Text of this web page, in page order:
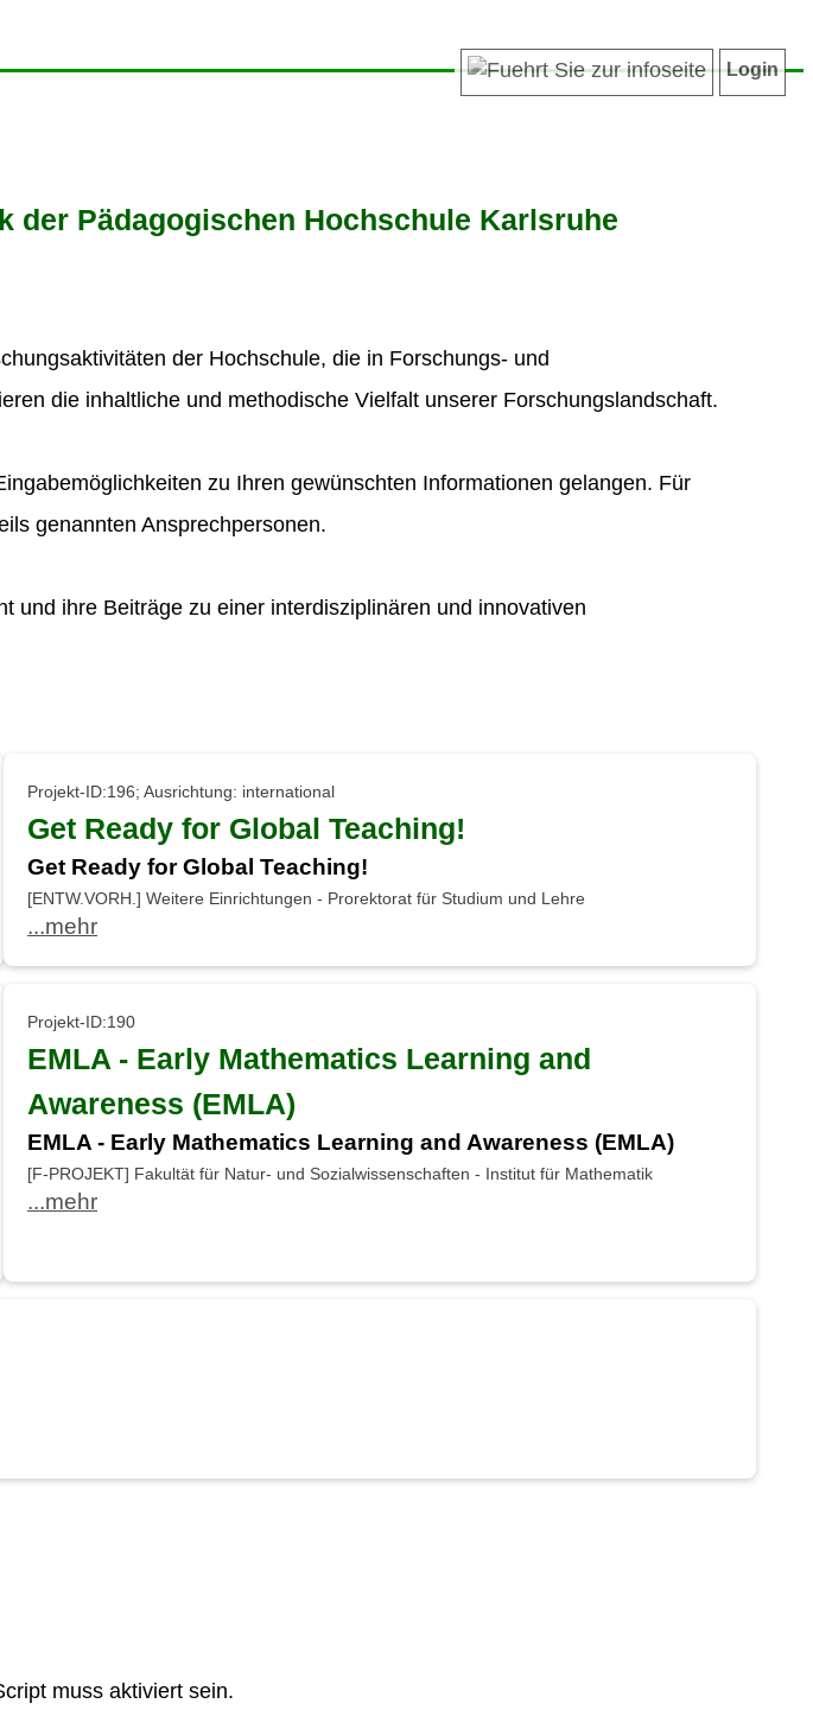
Login
der Pädagogischen Hochschule Karlsruhe
der Hochschule, die in Forschungs- und
die inhaltliche und methodische Vielfalt unserer Forschungslandschaft.
zu Ihren gewünschten Informationen gelangen. Für
genannten Ansprechpersonen.
und ihre Beiträge zu einer interdisziplinären und innovativen
Projekt-ID:196; Ausrichtung: international
Get Ready for Global Teaching!
Get Ready for Global Teaching!
[ENTW.VORH.] Weitere Einrichtungen - Prorektorat für Studium und Lehre
...mehr
Projekt-ID:190
EMLA - Early Mathematics Learning and
Awareness (EMLA)
EMLA - Early Mathematics Learning and Awareness (EMLA)
[F-PROJEKT] Fakultät für Natur- und Sozialwissenschaften - Institut für Mathematik
...mehr
muss aktiviert sein.